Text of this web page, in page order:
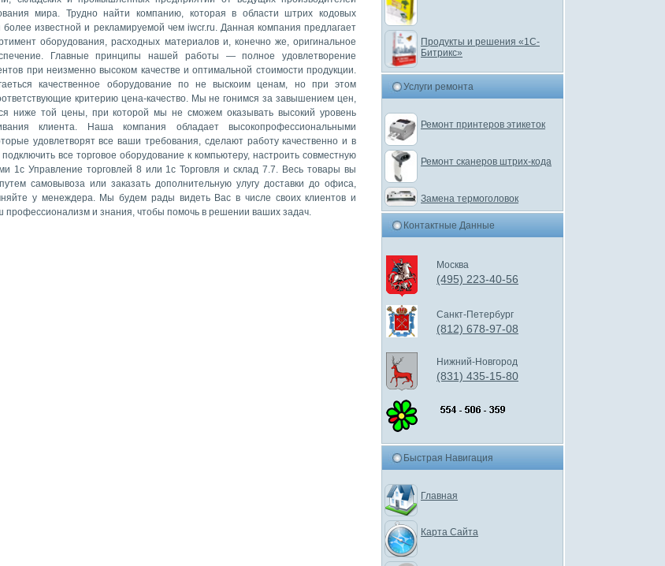
мира. Трудно найти компанию, которая в области штрих кодовых
известной и рекламируемой чем iwcr.ru. Данная компания предлагает
оборудования, расходных материалов и, конечно же, оригинальное
Главные принципы нашей работы — полное удовлетворение
при неизменно высоком качестве и оптимальной стоимости продукции.
качественное оборудование по не выскоим ценам, но при этом
критерию цена-качество. Мы не гонимся за завышением цен,
ниже той цены, при которой мы не сможем оказывать высокий уровень
клиента. Наша компания обладает высокопрофессиональными
удовлетворят все ваши требования, сделают работу качественно и в
все торговое оборудование к компьютеру, настроить совместную
1с Управление торговлей 8 или 1с Торговля и склад 7.7. Весь товары вы
самовывоза или заказать дополнительную улугу доставки до офиса,
у менеждера. Мы будем рады видеть Вас в числе своих клиентов и
профессионализм и знания, чтобы помочь в решении ваших задач.
Продукты и решения «1С-
Битрикс»
Услуги ремонта
Ремонт принтеров этикеток
Ремонт сканеров штрих-кода
Замена термоголовок
Контактные Данные
Москва
(495) 223-40-56
Санкт-Петербург
(812) 678-97-08
Нижний-Новгород
(831) 435-15-80
Быстрая Навигация
Главная
Карта Сайта